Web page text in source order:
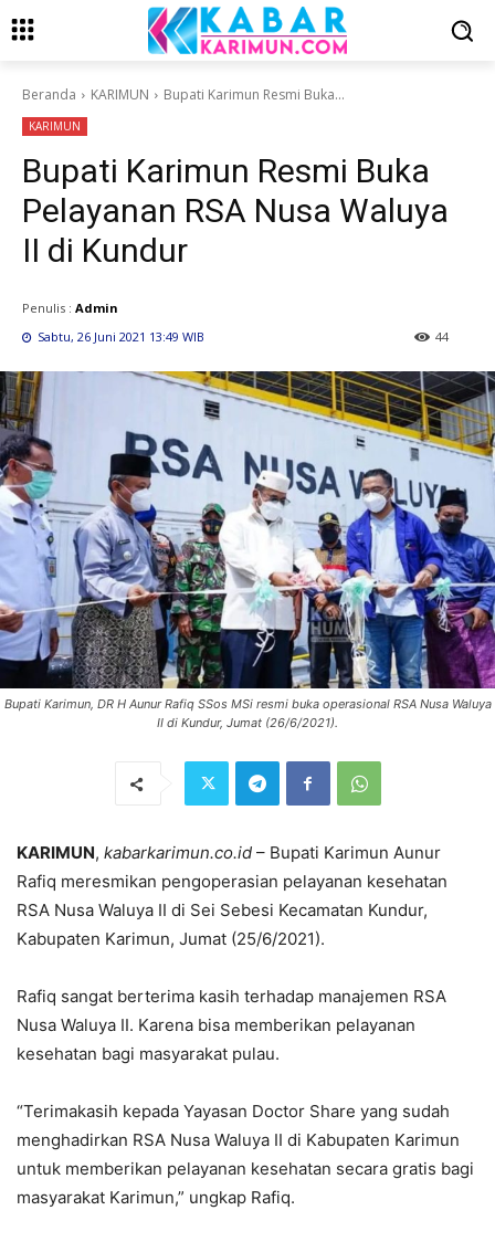
Beranda KARIMUN Bupati Karimun Resmi Buka...
KARIMUN
Bupati Karimun Resmi Buka
Pelayanan RSA Nusa Waluya
II di Kundur
Penulis : Admin
Sabtu, 26 Juni 2021 13:49 WIB
44
Bupati Karimun, DR H Aunur Rafiq SSos MSi resmi buka operasional RSA Nusa Waluya
II di Kundur, Jumat (26/6/2021).
KARIMUN, kabarkarimun.co.id – Bupati Karimun Aunur
Rafiq meresmikan pengoperasian pelayanan kesehatan
RSA Nusa Waluya II di Sei Sebesi Kecamatan Kundur,
Kabupaten Karimun, Jumat (25/6/2021).
Rafiq sangat berterima kasih terhadap manajemen RSA
Nusa Waluya II. Karena bisa memberikan pelayanan
kesehatan bagi masyarakat pulau.
“Terimakasih kepada Yayasan Doctor Share yang sudah
menghadirkan RSA Nusa Waluya II di Kabupaten Karimun
untuk memberikan pelayanan kesehatan secara gratis bagi
masyarakat Karimun,” ungkap Rafiq.